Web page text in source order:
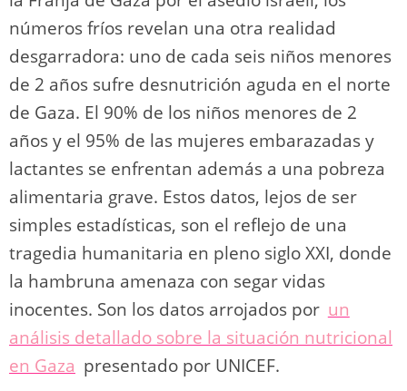
n p o
k
k
números fríos revelan una otra realidad
desgarradora: uno de cada seis niños menores
de 2 años sufre desnutrición aguda en el norte
de Gaza. El 90% de los niños menores de 2
años y el 95% de las mujeres embarazadas y
lactantes se enfrentan además a una pobreza
alimentaria grave. Estos datos, lejos de ser
simples estadísticas, son el reflejo de una
tragedia humanitaria en pleno siglo XXI, donde
la hambruna amenaza con segar vidas
inocentes. Son los datos arrojados por un
análisis detallado sobre la situación nutricional
en Gaza presentado por UNICEF.